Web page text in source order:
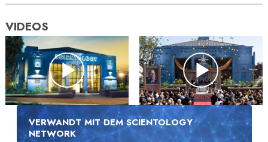
VIDEOS
VERWANDT MIT DEM SCIENTOLOGY
NETWORK